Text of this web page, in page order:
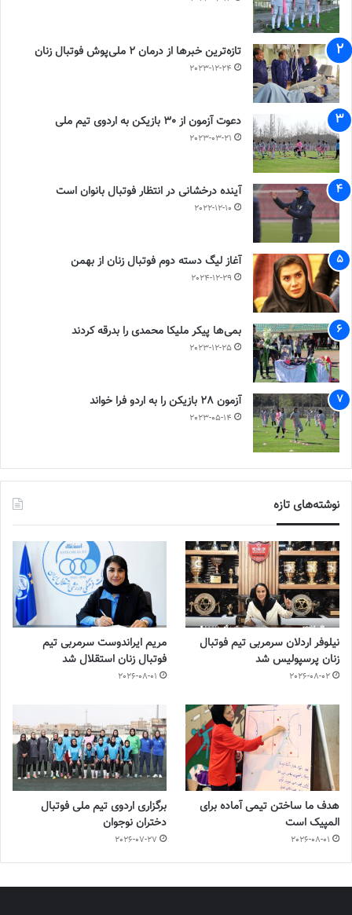
تازه‌ترین خبرها از درمان ۲ ملی‌پوش فوتبال زنان
2023-12-24
دعوت آزمون از 30 بازیکن به اردوی تیم ملی
2023-03-21
آینده درخشانی در انتظار فوتبال بانوان است
2022-12-10
آغاز لیگ دسته دوم فوتبال زنان از بهمن
2024-12-29
بمی‌ها پیکر ملیکا محمدی را بدرقه کردند
2023-12-25
آزمون 28 بازیکن را به اردو فرا خواند
2023-05-14
نوشته‌های تازه
نیلوفر اردلان سرمربی تیم فوتبال
زنان پرسپولیس شد
2026-08-02
مریم ایراندوست سرمربی تیم
فوتبال زنان استقلال شد
2026-08-01
هدف ما ساختن تیمی آماده برای
المپیک است
2026-08-01
برگزاری اردوی تیم ملی فوتبال
دختران نوجوان
2026-07-27